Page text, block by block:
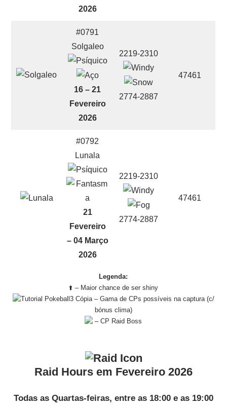
2026
#0791
Solgaleo
16 – 21
Fevereiro
2026
2219-2310
2774-2887
47461
#0792
Lunala
21
Fevereiro
– 04 Março
2026
2219-2310
2774-2887
47461
Legenda:
⬆️ – Maior chance de ser shiny
– Gama de CPs possíveis na captura (c/
bónus clima)
– CP Raid Boss
Raid Hours em Fevereiro 2026
Todas as Quartas-feiras, entre as 18:00 e as 19:00